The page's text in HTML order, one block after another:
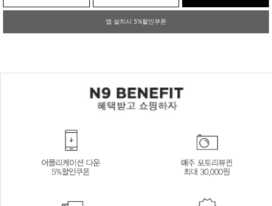
앱 설치시 5%할인쿠폰